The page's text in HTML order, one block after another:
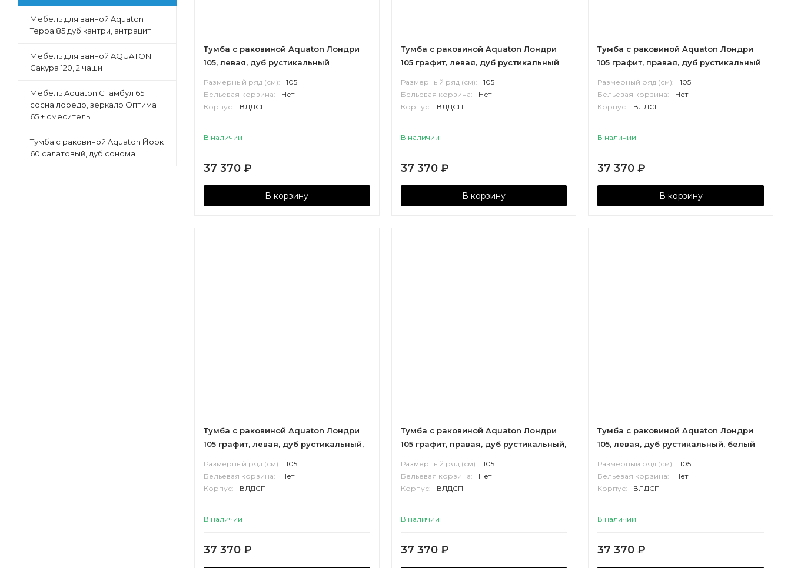
Мебель для ванной Aquaton
Терра 85 дуб кантри, антрацит
Мебель для ванной AQUATON
Сакура 120, 2 чаши
Мебель Aquaton Стамбул 65
сосна лоредо, зеркало Оптима
65 + смеситель
Тумба с раковиной Aquaton Йорк
60 салатовый, дуб сонома
Тумба с раковиной Aquaton Лондри
105, левая, дуб рустикальный
Размерный ряд (см):
105
Бельевая корзина:
Нет
Корпус:
ВЛДСП
В наличии
37 370 ₽
В корзину
Тумба с раковиной Aquaton Лондри
105 графит, левая, дуб рустикальный
Размерный ряд (см):
105
Бельевая корзина:
Нет
Корпус:
ВЛДСП
В наличии
37 370 ₽
В корзину
Тумба с раковиной Aquaton Лондри
105 графит, правая, дуб рустикальный
Размерный ряд (см):
105
Бельевая корзина:
Нет
Корпус:
ВЛДСП
В наличии
37 370₽
В корзину
Тумба с раковиной Aquaton Лондри
105 графит, левая, дуб рустикальный,
Размерный ряд (см):
105
Бельевая корзина:
Нет
Корпус:
ВЛДСП
В наличии
37 370 ₽
Тумба с раковиной Aquaton Лондри
105 графит, правая, дуб рустикальный,
Размерный ряд (см):
105
Бельевая корзина:
Нет
Корпус:
ВЛДСП
В наличии
37 370 ₽
Тумба с раковиной Aquaton Лондри
105, левая, дуб рустикальный, белый
Размерный ряд (см):
105
Бельевая корзина:
Нет
Корпус:
ВЛДСП
В наличии
37 370₽